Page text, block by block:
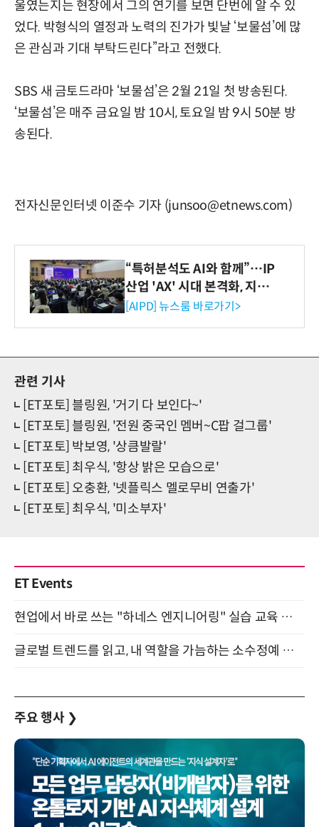
울였는지는 현장에서 그의 연기를 보면 단번에 알 수 있
었다. 박형식의 열정과 노력의 진가가 빛날 ‘보물섬’에 많
은 관심과 기대 부탁드린다”라고 전했다.
SBS 새 금토드라마 ‘보물섬’은 2월 21일 첫 방송된다.
‘보물섬’은 매주 금요일 밤 10시, 토요일 밤 9시 50분 방
송된다.
전자신문인터넷 이준수 기자 (junsoo@etnews.com)
“특허분석도 AI와 함께”…IP
산업 'AX' 시대 본격화, 지식
재산처 1호 AI IP데이터분석
[AIPD] 뉴스룸 바로가기>
관련 기사
[ET포토] 블링원, '거기 다 보인다~'
[ET포토] 블링원, '전원 중국인 멤버~C팝 걸그룹'
[ET포토] 박보영, '상큼발랄'
[ET포토] 최우식, '항상 밝은 모습으로'
[ET포토] 오충환, '넷플릭스 멜로무비 연출가'
[ET포토] 최우식, '미소부자'
ET Events
현업에서 바로 쓰는 "하네스 엔지니어링" 실습 교육 워크숍 8월 20일 개최
글로벌 트렌드를 읽고, 내 역할을 가늠하는 소수정예 실습 워크숍 (8/28)
주요 행사 ❯